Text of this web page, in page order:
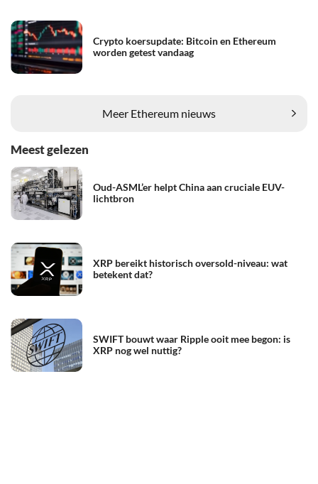
Crypto koersupdate: Bitcoin en Ethereum
worden getest vandaag
Meer Ethereum nieuws
Meest gelezen
Oud-ASML’er helpt China aan cruciale EUV-
lichtbron
XRP bereikt historisch oversold-niveau: wat
betekent dat?
SWIFT bouwt waar Ripple ooit mee begon: is
XRP nog wel nuttig?